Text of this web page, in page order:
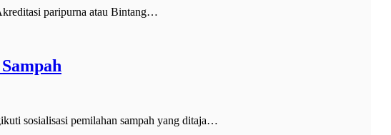
paripurna atau Bintang…
sosialisasi pemilahan sampah yang ditaja…